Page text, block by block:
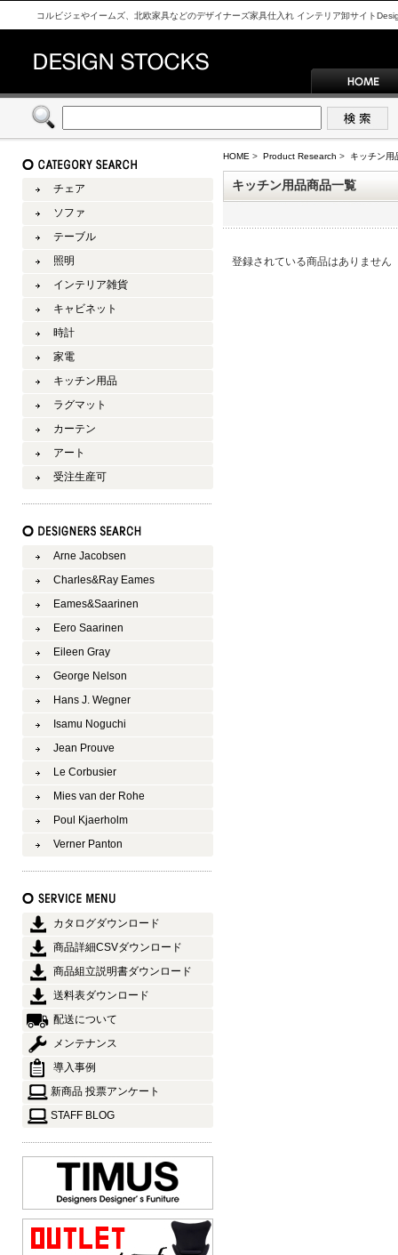
コルビジェやイームズ、北欧家具などのデザイナーズ家具仕入れ インテリア卸サイト
HOME > Product Research > キッチン用
キッチン用品商品一覧
登録されている商品はありません
チェア
ソファ
テーブル
照明
インテリア雑貨
キャビネット
時計
家電
キッチン用品
ラグマット
カーテン
アート
受注生産可
Arne Jacobsen
Charles&Ray Eames
Eames&Saarinen
Eero Saarinen
Eileen Gray
George Nelson
Hans J. Wegner
Isamu Noguchi
Jean Prouve
Le Corbusier
Mies van der Rohe
Poul Kjaerholm
Verner Panton
カタログダウンロード
商品詳細CSVダウンロード
商品組立説明書ダウンロード
送料表ダウンロード
配送について
メンテナンス
導入事例
新商品 投票アンケート
STAFF BLOG